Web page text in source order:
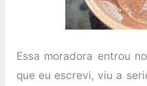
Essa moradora entrou
que eu escrevi, viu a